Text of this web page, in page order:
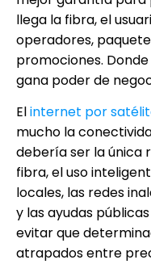
llega la fibra, el
operadores,
promociones.
gana poder de
Elinternet por
mucho la
debería ser la única
fibra, el uso
locales, las redes
y las ayudas
evitar que
atrapados entre